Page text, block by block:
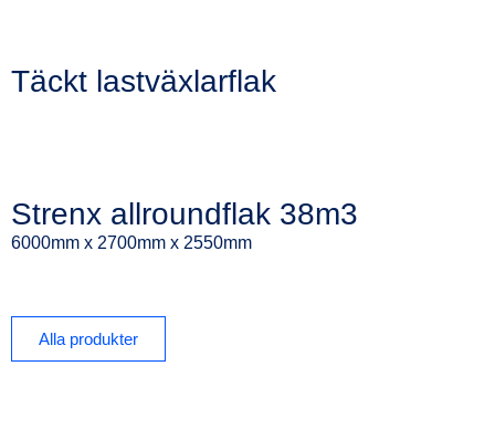
Täckt lastväxlarflak
Strenx allroundflak 38m3
6000mm x 2700mm x 2550mm
Alla produkter